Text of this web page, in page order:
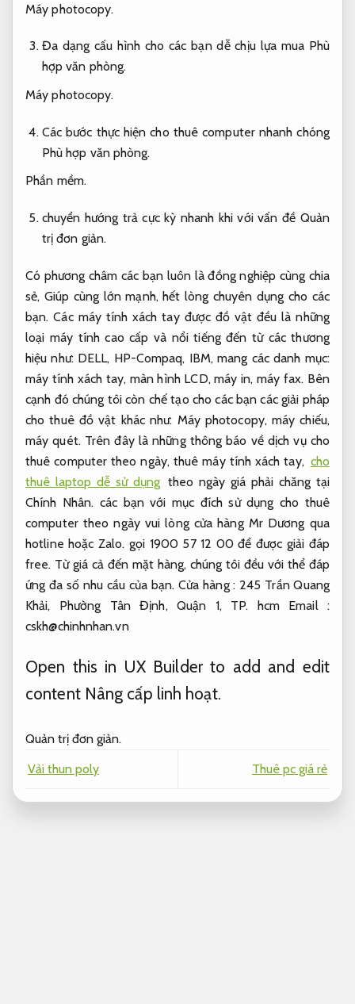
Máy photocopy.
Đa dạng cấu hình cho các bạn dễ chịu lựa mua Phù
hợp văn phòng.
Máy photocopy.
Các bước thực hiện cho thuê computer nhanh chóng
Phù hợp văn phòng.
Phần mềm.
chuyển hướng trả cực kỳ nhanh khi với vấn đề Quản
trị đơn giản.
Có phương châm các bạn luôn là đồng nghiệp cùng chia
sẻ, Giúp cùng lớn mạnh, hết lòng chuyên dụng cho các
bạn. Các máy tính xách tay được đồ vật đều là những
loại máy tính cao cấp và nổi tiếng đến từ các thương
hiệu như: DELL, HP-Compaq, IBM, mang các danh mục:
máy tính xách tay, màn hình LCD, máy in, máy fax. Bên
cạnh đó chúng tôi còn chế tạo cho các bạn các giải pháp
cho thuê đồ vật khác như: Máy photocopy, máy chiếu,
máy quét. Trên đây là những thông báo về dịch vụ cho
thuê computer theo ngày, thuê máy tính xách tay, cho
thuê laptop dễ sử dụng theo ngày giá phải chăng tại
Chính Nhân. các bạn với mục đích sử dụng cho thuê
computer theo ngày vui lòng cửa hàng Mr Dương qua
hotline hoặc Zalo. gọi 1900 57 12 00 để được giải đáp
free. Từ giá cả đến mặt hàng, chúng tôi đều với thể đáp
ứng đa số nhu cầu của bạn. Cửa hàng : 245 Trần Quang
Khải, Phường Tân Định, Quận 1, TP. hcm Email :
cskh@chinhnhan.vn
Open this in UX Builder to add and edit
content Nâng cấp linh hoạt.
Quản trị đơn giản.
Vải thun poly Thuê pc giá rẻ